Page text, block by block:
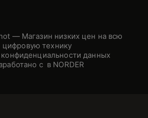
— Магазин низких цен на всю
цифровую технику
данных
с в NORDER